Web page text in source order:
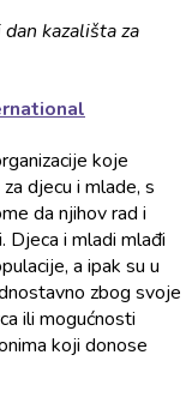
kazališta za
koje
djecu i mlade, s
da njihov rad i
Djeca i mladi mlađi
a ipak su u
zbog svoje
ili mogućnosti
koji donose